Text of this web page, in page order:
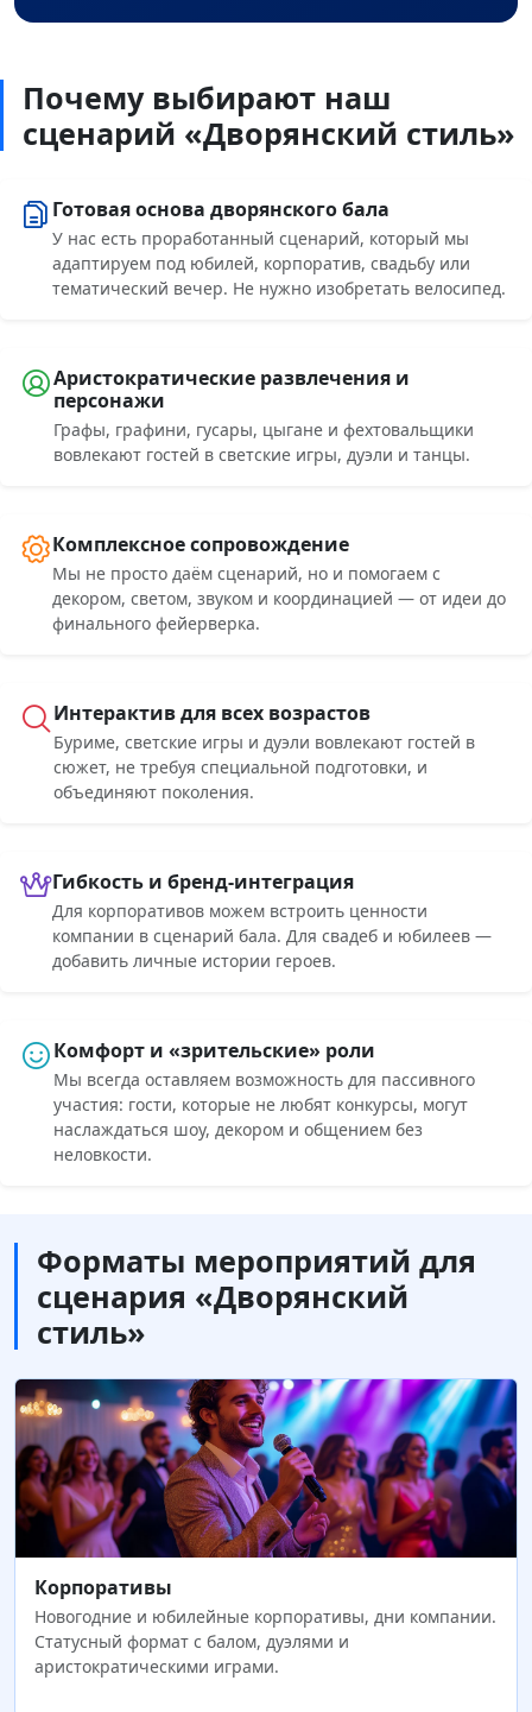
Почему выбирают наш
сценарий «Дворянский стиль»
Готовая основа дворянского бала
У нас есть проработанный сценарий, который мы
адаптируем под юбилей, корпоратив, свадьбу или
тематический вечер. Не нужно изобретать велосипед.
Аристократические развлечения и
персонажи
Графы, графини, гусары, цыгане и фехтовальщики
вовлекают гостей в светские игры, дуэли и танцы.
Комплексное сопровождение
Мы не просто даём сценарий, но и помогаем с
декором, светом, звуком и координацией — от идеи до
финального фейерверка.
Интерактив для всех возрастов
Буриме, светские игры и дуэли вовлекают гостей в
сюжет, не требуя специальной подготовки, и
объединяют поколения.
Гибкость и бренд-интеграция
Для корпоративов можем встроить ценности
компании в сценарий бала. Для свадеб и юбилеев —
добавить личные истории героев.
Комфорт и «зрительские» роли
Мы всегда оставляем возможность для пассивного
участия: гости, которые не любят конкурсы, могут
наслаждаться шоу, декором и общением без
неловкости.
Форматы мероприятий для
сценария «Дворянский
стиль»
Корпоративы
Новогодние и юбилейные корпоративы, дни компании.
Статусный формат с балом, дуэлями и
аристократическими играми.